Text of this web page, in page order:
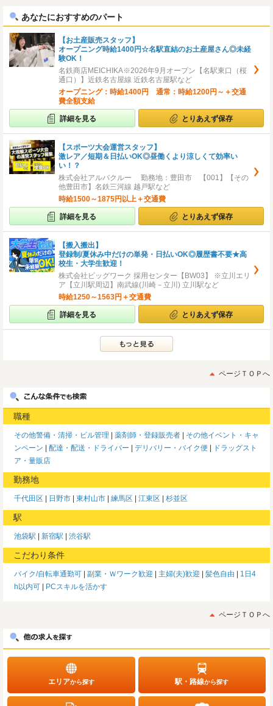
あなたにおすすめのパート
【お土産販売スタッフ】
オープニング時給1400円☆名駅直結のお土産屋さん◎未経
験OK！
名鉄商店MEICHIKA※2026年9月オープン【名駅東口（桜
通口）】近鉄名古屋線 近鉄名古屋駅など
オープニング：時給1400円 通常：時給1200円～＋交通
費全額支給
詳細を見る とりあえず保存
【スポーツ大会運営スタッフ】
激レア／短期＆日払いOK◎昼働くより涼しくて効率い
い！？
株式会社アルバクルー 勤務地：豊田市 【001】【その
他豊田市】名鉄三河線 越戸駅など
時給1500～1875円以上＋交通費
詳細を見る とりあえず保存
【搬入搬出】
登録制/夏休み中だけの単発・日払いOK◎履歴書不要★高
校生・大学生歓迎！
株式会社ビッグワーク 採用センター【BW03】 ※立川エリ
ア【立川駅周辺】南武線(川崎－立川) 立川駅など
時給1250～1563円＋交通費
詳細を見る とりあえず保存
ページＴＯＰへ
職種
その他警備・清掃・ビル管理 薬剤師・登録販売者
その他イベント・キャ
ンペーン
配達・配送・ドライバー デリバリー・バイク便
ドラッグスト
ア・量販店
勤務地
千代田区 日野市 東村山市 練馬区 江東区 杉並区
駅
池袋駅 新宿駅 渋谷駅
こだわり条件
バイク/自転車通勤可 副業・Ｗワーク歓迎 主婦(夫)歓迎 髪色自由
1日4
h以内可
PCスキルを活かす
ページＴＯＰへ
エリアから探す 駅・路線から探す